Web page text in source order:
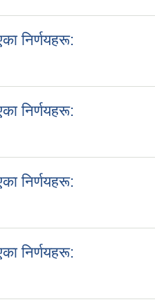
निर्णयहरू:
निर्णयहरू:
निर्णयहरू:
निर्णयहरू: